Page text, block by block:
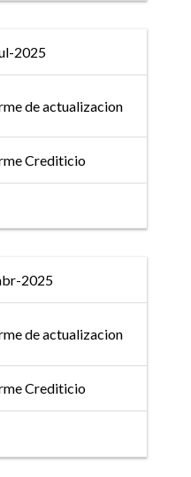
2025
de actualizacion
Crediticio
2025
de actualizacion
Crediticio